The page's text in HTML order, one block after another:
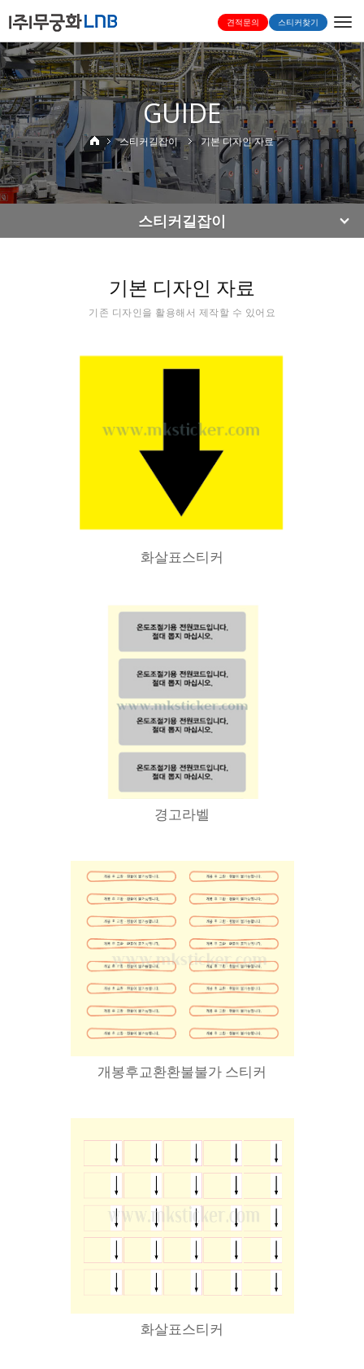
견적문의 스티커찾기
GUIDE
스티커길잡이 기본 디자인 자료
스티커길잡이
기본 디자인 자료
기존 디자인을 활용해서 제작할 수 있어요
화살표스티커
경고라벨
개봉후교환환불불가 스티커
화살표스티커